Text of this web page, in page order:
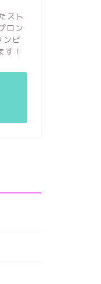
スト
ロン
ンビ
！